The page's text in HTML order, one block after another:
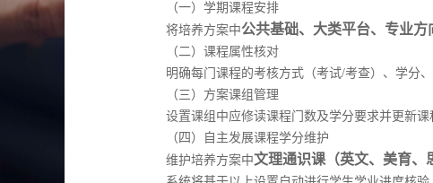
（一） 学期课程安排
将培养方案中公共基础、 大类平台、 专业方
（二） 课程属性核对
明确每门课程的考核方式（考试/考查）、学分
（三）方案课组管理
设置课组中应修读课程门数及学分要求并更新课
（四）
自主发展课程学分维护
维护培养方案中文理通识课 （英文、美育、